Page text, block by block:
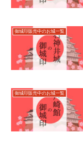
御城印販売中のお城一覧
御城印販売中のお城一覧